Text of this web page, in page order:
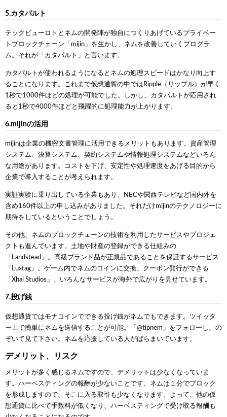
5.カタパルト
テックビューロトとネムの開発陣が独自につくりあげているプライベー
トブロックチェーン「mijin」を生かし、ネムを改善していくプログラ
ム。それが「カタパルト」と言います。
カタパルトが使われるようになるとネムの処理スピードはかなり向上す
ることになります。これまで仮想通貨の中ではRipple（リップル）が早く
1秒で1000件ほどの処理が可能でした。しかし、カタパルトが応用され
ると1秒で4000件ほどと飛躍的に処理能力が上がります。
6.mijinの活用
mijinは企業の機密文書管理に活用できるメリットもあります。資産管理
システム、決算システム、契約システムや情報処理システムなどいろん
な用途があります。コストを下げ、安定性や処理速度をあげる目的から
企業で導入することが考えられます。
実証実験に乗り出している企業もあり、NECや関西テレビなど国内外を
含め160件以上の申し込みがありました。それだけmijinのテクノロジーに
期待をしているということでしょう。
その他、ネムのブロックチェーンの技術を利用したサービスやプロジェ
クトも進んでいます。土地や財産の登録ができる仕組みの
「Landstead」。高級ブランド品が正規品であることを保証するサービス
「Luxtag」。ゲーム内でネムのコインに交換、クーポン発行ができる
「Xhai Studios」。いろんなサービスが海外で広がりを見せています。
7.投げ銭
仮想通貨ではモナコインでできる投げ銭がネムでもできます。ツイッタ
ー上で簡単にネムを送信することが可能。「@tipnem」をフォローし、の
ぞいて見て下さい。ネムを応援している人がばらまいています。
デメリット、リスク
メリットが多く感じるネムですので、デメリットは少なくなっていま
す。ハーベスティングの報酬が少ないことです。ネムは１分でブロック
を形成しますので、そこに入る取引も少なくなります。よって、他の仮
想通貨に比べて手数料が低くなり、ハーベスティングで受け取る報酬も